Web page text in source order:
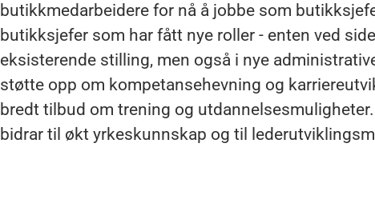
butikkmedarbeidere for nå å jobbe som
butikksjefer som har fått nye roller - enten ved
eksisterende stilling, men også i nye
støtte opp om kompetansehevning og
bredt tilbud om trening og
bidrar til økt yrkeskunnskap og til